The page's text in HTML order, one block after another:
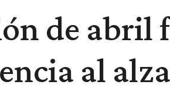
de abril
al